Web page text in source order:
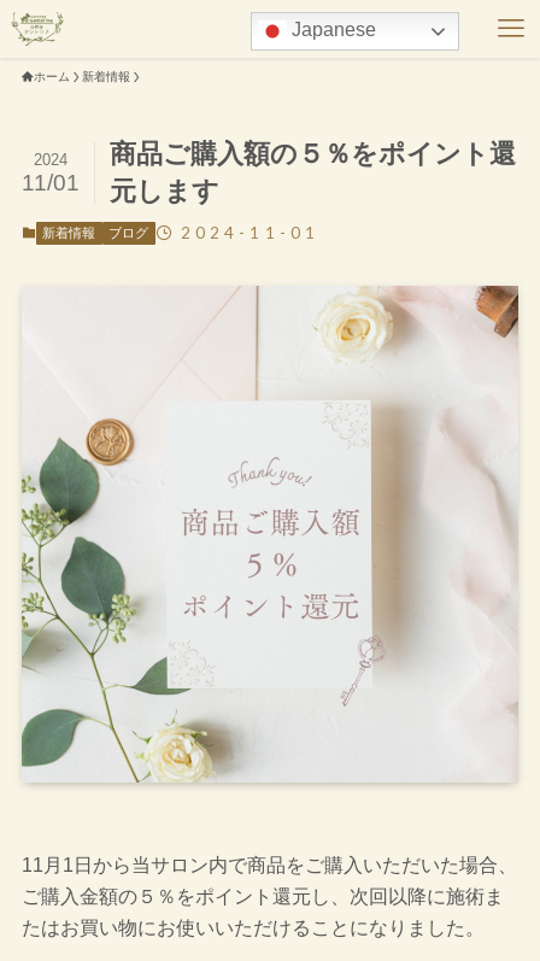
ホーム 新着情報
商品ご購入額の５％をポイント還
元します
2024
11/01
新着情報 ブログ 2024-11-01
11月1日から当サロン内で商品をご購入いただいた場合、
ご購入金額の５％をポイント還元し、次回以降に施術ま
たはお買い物にお使いいただけることになりました。
Japanese